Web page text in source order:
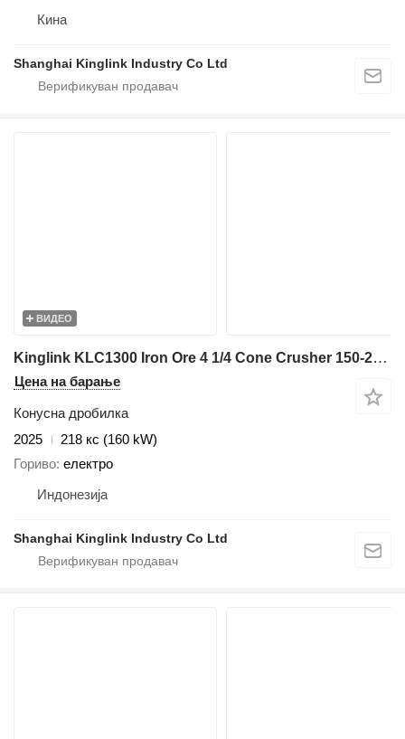
Кина
Shanghai Kinglink Industry Co Ltd
ВИДЕО
Kinglink KLC1300 Iron Ore 4 1/4 Cone Crusher 150-250TPH
Цена на барање
Конусна дробилка
2025
218 кс (160 kW)
Гориво електро
Индонезија
Shanghai Kinglink Industry Co Ltd